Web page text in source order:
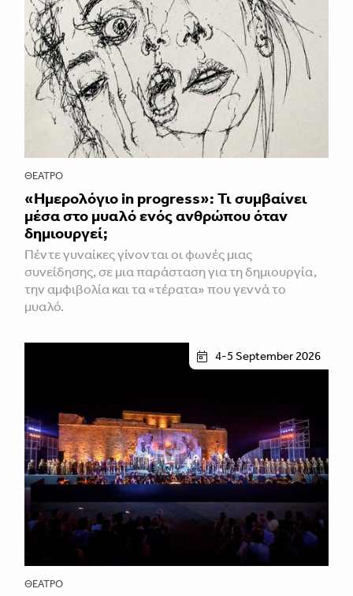
ΘΈΑΤΡΟ
«Ημερολόγιο in progress»: Τι συμβαίνει
μέσα στο μυαλό ενός ανθρώπου όταν
δημιουργεί;
Πέντε γυναίκες γίνονται οι φωνές μιας
συνείδησης, σε μια παράσταση για τη δημιουργία,
την αμφιβολία και τα «τέρατα» που γεννά το
μυαλό.
4-5 September 2026
ΘΈΑΤΡΟ